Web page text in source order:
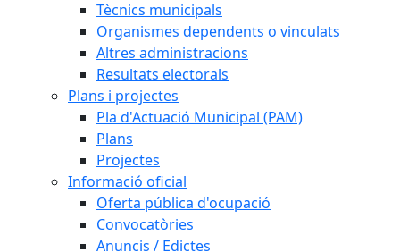
Tècnics municipals
Organismes dependents o vinculats
Altres administracions
Resultats electorals
Plans i projectes
Pla d'Actuació Municipal (PAM)
Plans
Projectes
Informació oficial
Oferta pública d'ocupació
Convocatòries
Anuncis / Edictes